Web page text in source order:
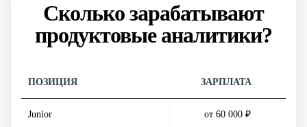
Сколько зарабатывают
продуктовые аналитики?
ПОЗИЦИЯ ЗАРПЛАТА
Junior от 60 000 ₽